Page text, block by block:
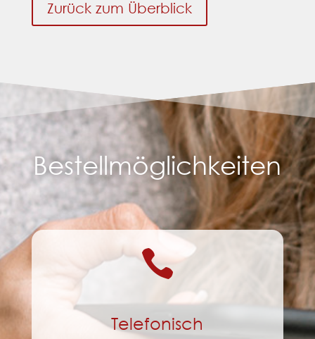
Zurück zum Überblick
Bestellmöglichkeiten

Telefonisch